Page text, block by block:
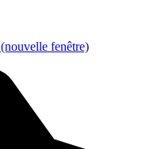
(nouvelle fenêtre)